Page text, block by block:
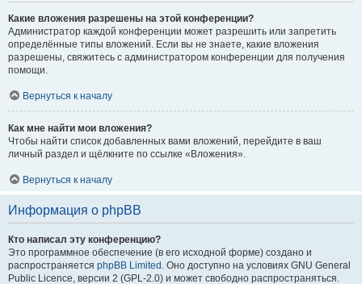
Какие вложения разрешены на этой конференции?
Администратор каждой конференции может разрешить или запретить
определённые типы вложений. Если вы не знаете, какие вложения
разрешены, свяжитесь с администратором конференции для получения
помощи.
Вернуться к началу
Как мне найти мои вложения?
Чтобы найти список добавленных вами вложений, перейдите в ваш
личный раздел и щёлкните по ссылке «Вложения».
Вернуться к началу
Информация о phpBB
Кто написал эту конференцию?
Это программное обеспечение (в его исходной форме) создано и
распространяется phpBB Limited . Оно доступно на условиях GNU General
Public Licence, версии 2 (GPL-2.0) и может свободно распространяться.